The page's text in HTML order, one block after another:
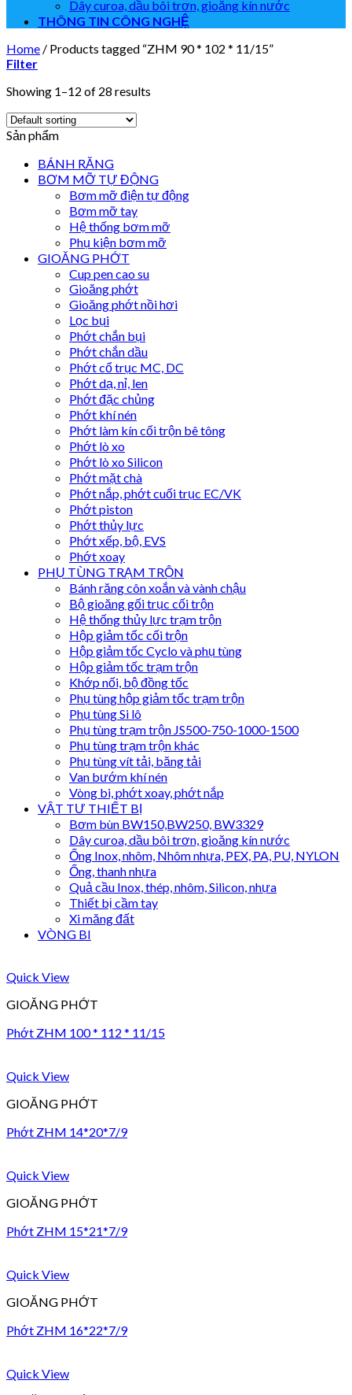
Dây curoa, dầu bôi trơn, gioăng kín nước
THÔNG TIN CÔNG NGHỆ
Home / Products tagged “ZHM 90 * 102 * 11/15”
Filter
Showing 1–12 of 28 results
Sản phẩm
BÁNH RĂNG
BƠM MỠ TỰ ĐỘNG
Bơm mỡ điện tự động
Bơm mỡ tay
Hệ thống bơm mỡ
Phụ kiện bơm mỡ
GIOĂNG PHỚT
Cup pen cao su
Gioăng phớt
Gioăng phớt nồi hơi
Lọc bụi
Phớt chắn bụi
Phớt chắn dầu
Phớt cổ trục MC, DC
Phớt dạ, nỉ, len
Phớt đặc chủng
Phớt khí nén
Phớt làm kín cối trộn bê tông
Phớt lò xo
Phớt lò xo Silicon
Phớt mặt chà
Phớt nắp, phớt cuối trục EC/VK
Phớt piston
Phớt thủy lực
Phớt xếp, bộ, EVS
Phớt xoay
PHỤ TÙNG TRẠM TRỘN
Bánh răng côn xoắn và vành chậu
Bộ gioăng gối trục cối trộn
Hệ thống thủy lực trạm trộn
Hộp giảm tốc cối trộn
Hộp giảm tốc Cyclo và phụ tùng
Hộp giảm tốc trạm trộn
Khớp nối, bộ đồng tốc
Phụ tùng hộp giảm tốc trạm trộn
Phụ tùng Si lô
Phụ tùng trạm trộn JS500-750-1000-1500
Phụ tùng trạm trộn khác
Phụ tùng vít tải, băng tải
Van bướm khí nén
Vòng bi, phớt xoay, phớt nắp
VẬT TƯ THIẾT BỊ
Bơm bùn BW150,BW250, BW3329
Dây curoa, dầu bôi trơn, gioăng kín nước
Ống Inox, nhôm, Nhôm nhựa, PEX, PA, PU, NYLON
Ống, thanh nhựa
Quả cầu Inox, thép, nhôm, Silicon, nhựa
Thiết bị cầm tay
Xi măng đất
VÒNG BI
Quick View
GIOĂNG PHỚT
Phớt ZHM 100 * 112 * 11/15
Quick View
GIOĂNG PHỚT
Phớt ZHM 14*20*7/9
Quick View
GIOĂNG PHỚT
Phớt ZHM 15*21*7/9
Quick View
GIOĂNG PHỚT
Phớt ZHM 16*22*7/9
Quick View